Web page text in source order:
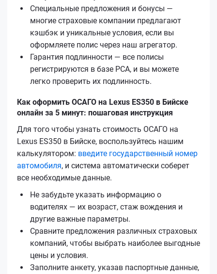
Специальные предложения и бонусы —
многие страховые компании предлагают
кэшбэк и уникальные условия, если вы
оформляете полис через наш агрегатор.
Гарантия подлинности — все полисы
регистрируются в базе РСА, и вы можете
легко проверить их подлинность.
Как оформить ОСАГО на Lexus ES350 в Бийске
онлайн за 5 минут: пошаговая инструкция
Для того чтобы узнать стоимость ОСАГО на
Lexus ES350 в Бийске, воспользуйтесь нашим
калькулятором: введите государственный номер
автомобиля, и система автоматически соберет
все необходимые данные.
Не забудьте указать информацию о
водителях — их возраст, стаж вождения и
другие важные параметры.
Сравните предложения различных страховых
компаний, чтобы выбрать наиболее выгодные
цены и условия.
Заполните анкету, указав паспортные данные,